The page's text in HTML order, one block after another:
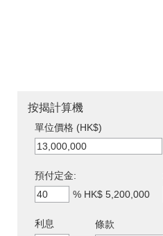
按揭計算機
單位價格 (HK$)
預付定金:
% HK$ 5,200,000
利息
條款